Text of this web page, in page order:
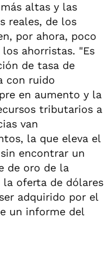
altas y las
reales, de los
por ahora, poco
ahorristas. "Es
de tasa de
con ruido
en aumento y la
tributarios a
van
la que eleva el
encontrar un
de oro de la
oferta de dólares
adquirido por el
un informe del